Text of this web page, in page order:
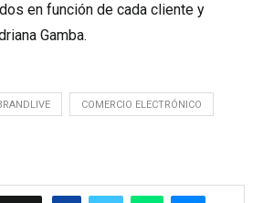
en función de cada cliente y
Gamba.
COMERCIO ELECTRÓNICO